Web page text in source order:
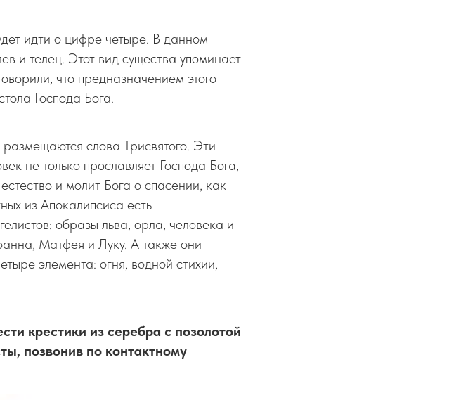
идти о цифре четыре. В данном
и телец. Этот вид существа упоминает
что предназначением этого
Господа Бога.
слова Трисвятого. Эти
не только прославляет Господа Бога,
и молит Бога о спасении, как
из Апокалипсиса есть
образы льва, орла, человека и
Матфея и Луку. А также они
элемента: огня, водной стихии,
крестики из серебра с позолотой
позвонив по контактному